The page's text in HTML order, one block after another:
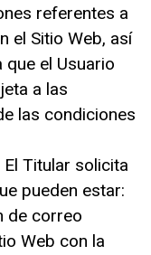
referentes a
el Sitio Web, así
el Usuario
a las
las condiciones
Titular solicita
pueden estar:
de correo
Web con la